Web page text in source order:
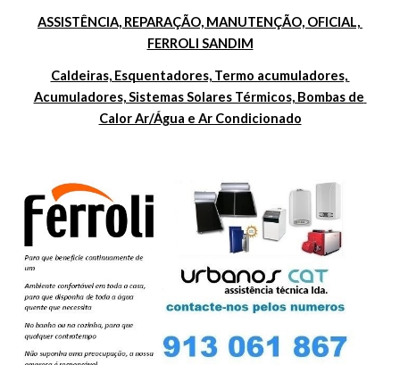
ASSISTÊNCIA, REPARAÇÃO, MANUTENÇÃO, OFICIAL,
FERROLI SANDIM
Caldeiras, Esquentadores, Termo acumuladores,
Acumuladores, Sistemas Solares Térmicos, Bombas de
Calor Ar/Água e Ar Condicionado